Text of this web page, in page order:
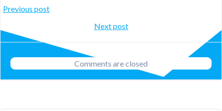
Post
navigation
Previous post
Post
navigation
Next post
Comments are closed